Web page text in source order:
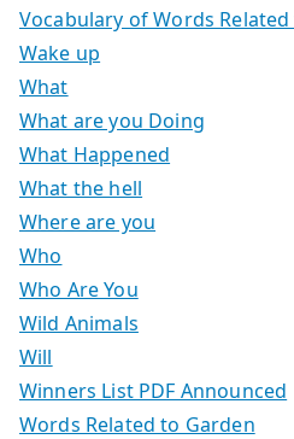
Vocabulary of Words Related
Wake up
What
What are you Doing
What Happened
What the hell
Where are you
Who
Who Are You
Wild Animals
Will
Winners List PDF Announced
Words Related to Garden